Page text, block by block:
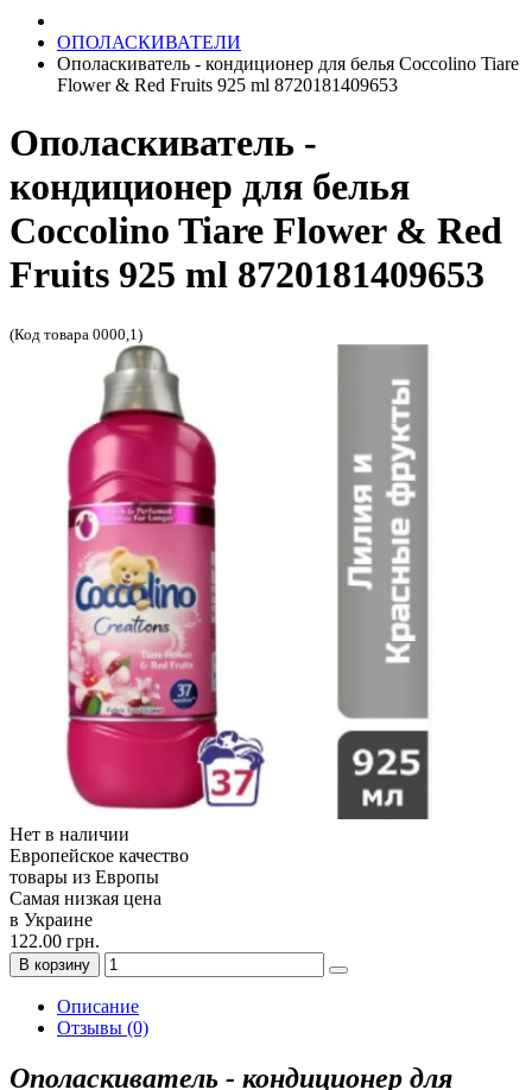
ОПОЛАСКИВАТЕЛИ
Ополаскиватель - кондиционер для белья Coccolino Tiare
Flower & Red Fruits 925 ml 8720181409653
Ополаскиватель -
кондиционер для белья
Coccolino Tiare Flower & Red
Fruits 925 ml 8720181409653
(Код товара 0000,1)
Нет в наличии
Европейское качество
товары из Европы
Самая низкая цена
в Украине
122.00 грн.
В корзину
Описание
Отзывы (0)
Ополаскиватель - кондиционер для